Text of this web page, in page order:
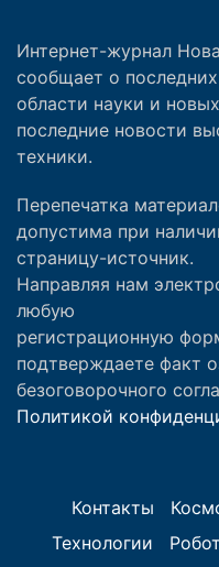
Интернет-журнал
сообщает о
области науки и
последние новости
техники.
Перепечатка
допустима при
страницу-источник.
Направляя нам
любую
регистрационную
подтверждаете факт
безоговорочного
Политикой
Контакты
Технологии